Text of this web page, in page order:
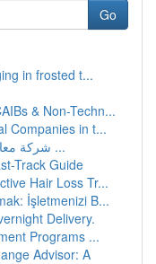
Go
in frosted t...
& Non-Techn...
Companies in t...
شركة معالجة شقق بـ الرياض: تقرير موسع ...
Track Guide
Hair Loss Tr...
İşletmenizi B...
Delivery.
Programs ...
Advisor: A